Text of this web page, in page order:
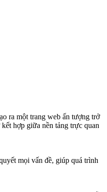
ra một trang web ấn tượng trở
hợp giữa nền tảng trực quan
mọi vấn đề, giúp quá trình